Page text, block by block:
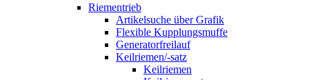
Riementrieb
Artikelsuche über Grafik
Flexible Kupplungsmuffe
Generatorfreilauf
Keilriemen/-satz
Keilriemen